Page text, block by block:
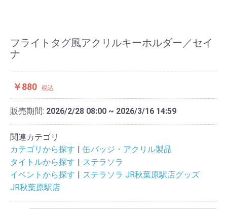
フライトタグ風アクリルキーホルダー／セイ
ナ
￥880 税込
販売期間: 2026/2/28 08:00 ~ 2026/3/16 14:59
関連カテゴリ
カテゴリから探す
缶バッジ・アクリル製品
タイトルから探す
ステラソラ
イベントから探す
ステラソラ JR秋葉原駅店グッズ
JR秋葉原駅店